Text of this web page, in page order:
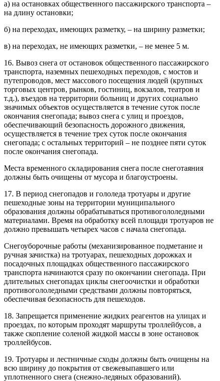
а) на остановках общественного пассажирского транспорта –
на длину остановки;
б) на переходах, имеющих разметку, – на ширину разметки;
в) на переходах, не имеющих разметки, – не менее 5 м.
16. Вывоз снега от остановок общественного пассажирского
транспорта, наземных пешеходных переходов, с мостов и
путепроводов, мест массового посещения людей (крупных
торговых центров, рынков, гостиниц, вокзалов, театров и
т.д.), въездов на территории больниц и других социально
значимых объектов осуществляется в течение суток после
окончания снегопада; вывоз снега с улиц и проездов,
обеспечивающий безопасность дорожного движения,
осуществляется в течение трех суток после окончания
снегопада; с остальных территорий – не позднее пяти суток
после окончания снегопада.
Места временного складирования снега после снеготаяния
должны быть очищены от мусора и благоустроены.
17. В период снегопадов и гололеда тротуары и другие
пешеходные зоны на территории муниципального
образования должны обрабатываться противогололедными
материалами. Время на обработку всей площади тротуаров не
должно превышать четырех часов с начала снегопада.
Снегоуборочные работы (механизированное подметание и
ручная зачистка) на тротуарах, пешеходных дорожках и
посадочных площадках общественного пассажирского
транспорта начинаются сразу по окончании снегопада. При
длительных снегопадах циклы снегоочистки и обработки
противогололедными средствами должны повторяться,
обеспечивая безопасность для пешеходов.
18. Запрещается применение жидких реагентов на улицах и
проездах, по которым проходят маршруты троллейбусов, а
также скопление соленой жидкой массы в зоне остановок
троллейбусов.
19. Тротуары и лестничные сходы должны быть очищены на
всю ширину до покрытия от свежевыпавшего или
уплотненного снега (снежно-ледяных образований).